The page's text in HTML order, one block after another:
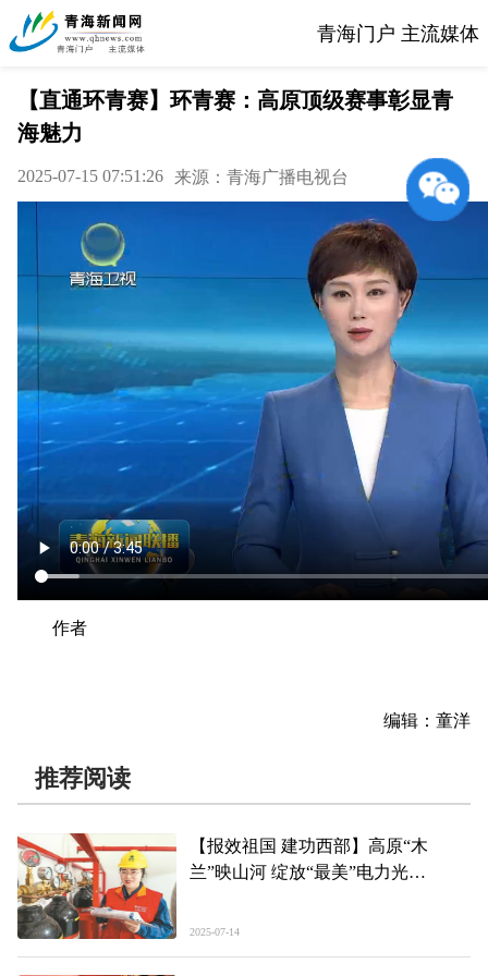
青海门户 主流媒体
【直通环青赛】环青赛：高原顶级赛事彰显青
海魅力
2025-07-15 07:51:26 来源：青海广播电视台
作者
编辑：童洋
推荐阅读
【报效祖国 建功西部】高原“木
兰”映山河 绽放“最美”电力光
压公司职工吴嘉楠
2025-07-14